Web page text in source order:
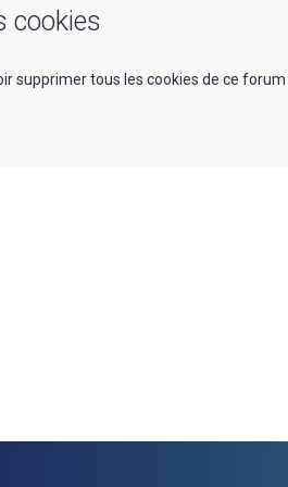
cookies
supprimer tous les cookies de ce forum